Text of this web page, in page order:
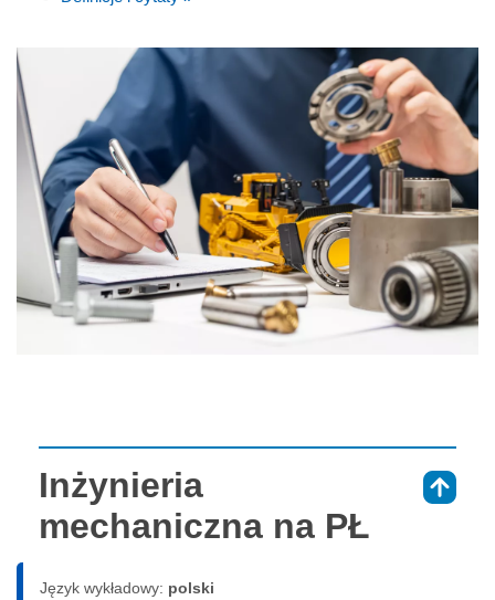
Inżynieria
mechaniczna na PŁ
Język wykładowy: polski